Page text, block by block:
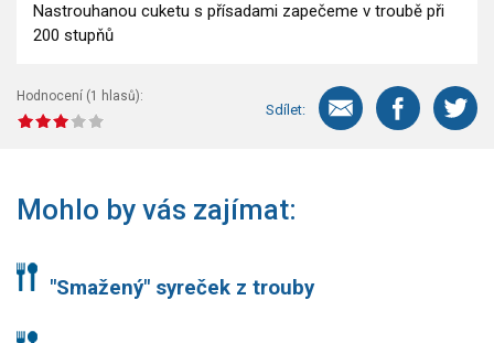
Nastrouhanou cuketu s přísadami zapečeme v troubě při
200 stupňů
Hodnocení (1 hlasů):
Sdílet:
Mohlo by vás zajímat:
"Smažený" syreček z trouby